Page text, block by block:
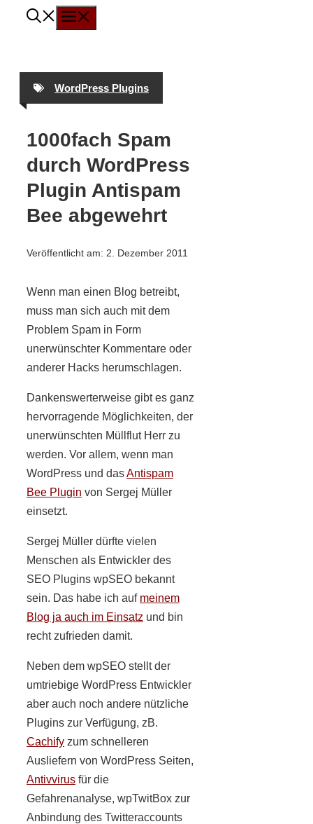
Zum
WordPress Plugins
1000fach Spam
durch WordPress
Plugin Antispam
Bee abgewehrt
Veröffentlicht am: 2. Dezember 2011
Wenn man einen Blog betreibt,
muss man sich auch mit dem
Problem Spam in Form
unerwünschter Kommentare oder
anderer Hacks herumschlagen.
Dankenswerterweise gibt es ganz
hervorragende Möglichkeiten, der
unerwünschten Müllflut Herr zu
werden. Vor allem, wenn man
WordPress und dasAntispam
Bee Plugin von Sergej Müller
einsetzt.
Sergej Müller dürfte vielen
Menschen als Entwickler des
SEO Plugins wpSEO bekannt
sein. Das habe ich auf meinem
Blog ja auch im Einsatz und bin
recht zufrieden damit.
Neben dem wpSEO stellt der
umtriebige WordPress Entwickler
aber auch noch andere nützliche
Plugins zur Verfügung, zB.
Cachify zum schnelleren
Ausliefern von WordPress Seiten,
Antivvirus für die
Gefahrenanalyse, wpTwitBox zur
Anbindung des Twitteraccounts